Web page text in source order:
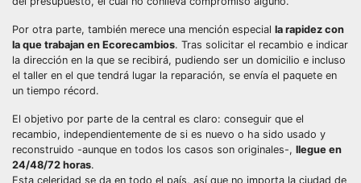
Por otra parte, también merece una mención especial la rapidez con
la que trabajan en Ecorecambios. Tras solicitar el recambio e indicar
la dirección en la que se recibirá, pudiendo ser un domicilio e incluso
el taller en el que tendrá lugar la reparación, se envía el paquete en
un tiempo récord.
El objetivo por parte de la central es claro: conseguir que el
recambio, independientemente de si es nuevo o ha sido usado y
reconstruido -aunque en todos los casos son originales-, llegue en
24/48/72 horas.
Esta celeridad se da en todo el país, así que no importa la ciudad de